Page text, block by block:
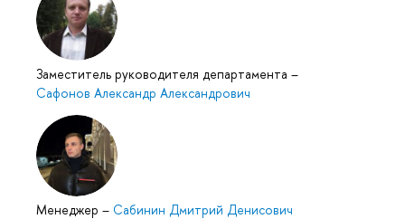
Заместитель руководителя департамента –
Сафонов Александр Александрович
Менеджер – Сабинин Дмитрий Денисович